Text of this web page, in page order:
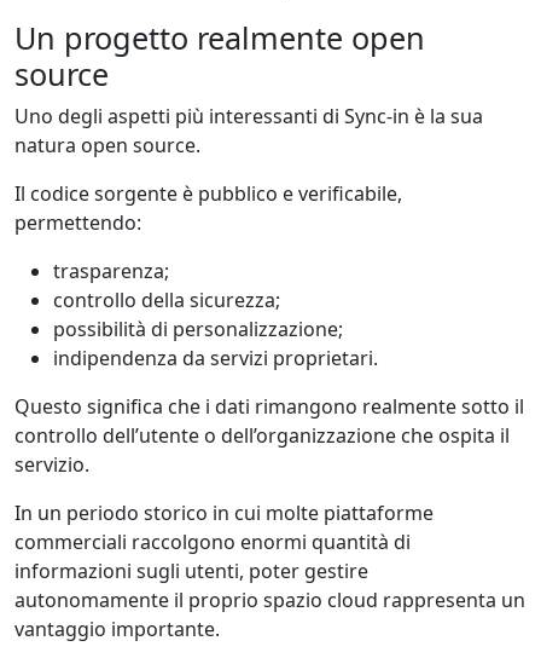
Un progetto realmente open
source
Uno degli aspetti più interessanti di Sync-in è la sua
natura open source.
Il codice sorgente è pubblico e verificabile,
permettendo:
trasparenza;
controllo della sicurezza;
possibilità di personalizzazione;
indipendenza da servizi proprietari.
Questo significa che i dati rimangono realmente sotto il
controllo dell’utente o dell’organizzazione che ospita il
servizio.
In un periodo storico in cui molte piattaforme
commerciali raccolgono enormi quantità di
informazioni sugli utenti, poter gestire
autonomamente il proprio spazio cloud rappresenta un
vantaggio importante.